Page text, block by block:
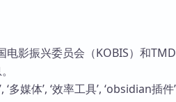
影振兴委员会（KOBIS）和
多媒体’, ‘效率工具’, ‘obsidian插件